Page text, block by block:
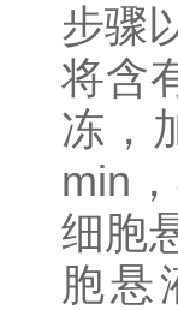
步骤
将含
冻，
min
细胞
胞悬